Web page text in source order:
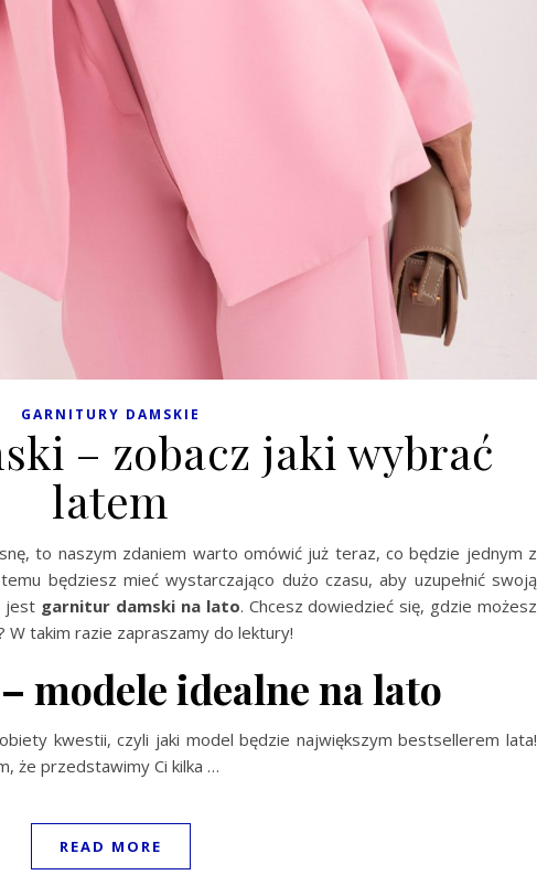
GARNITURY DAMSKIE
– zobacz jaki wybrać
latem
to naszym zdaniem warto omówić już teraz, co będzie jednym z
będziesz mieć wystarczająco dużo czasu, aby uzupełnić swoją
jest garnitur damski na lato. Chcesz dowiedzieć się, gdzie możesz
W takim razie zapraszamy do lektury!
modele idealne na lato
kwestii, czyli jaki model będzie największym bestsellerem lata!
że przedstawimy Ci kilka …
READ MORE